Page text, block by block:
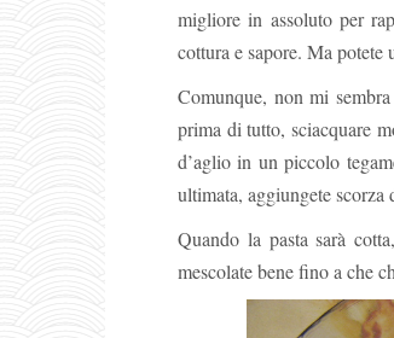
migliore in assoluto per
cottura e sapore. Ma potete
Comunque, non mi
prima di tutto, sciacquare
d’aglio in un piccolo
ultimata, aggiungete
Quando la pasta sarà
mescolate bene fino a che